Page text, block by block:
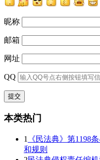
昵称
邮箱
网址
QQ
本类热门
1
《民法典》第1198
和规则